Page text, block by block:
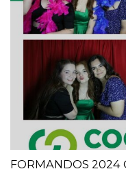
FORMANDOS 2024